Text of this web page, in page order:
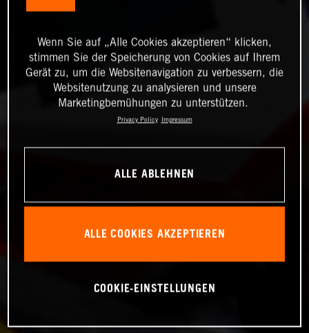
Wenn Sie auf „Alle Cookies akzeptieren“ klicken,
stimmen Sie der Speicherung von Cookies auf Ihrem
Gerät zu, um die Websitenavigation zu verbessern, die
Websitenutzung zu analysieren und unsere
Marketingbemühungen zu unterstützen.
Privacy Policy Impressum
ALLE ABLEHNEN
ALLE COOKIES AKZEPTIEREN
COOKIE-EINSTELLUNGEN